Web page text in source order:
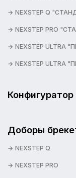
NEXSTEP Q
NEXSTEP PRO
NEXSTEP ULTRA
NEXSTEP ULTRA
Доборы
NEXSTEP Q
NEXSTEP PRO